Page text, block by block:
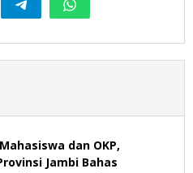
dan OKP,
Jambi Bahas